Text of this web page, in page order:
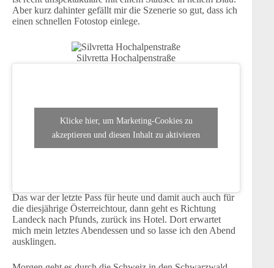
Aber kurz dahinter gefällt mir die Szenerie so gut, dass ich
einen schnellen Fotostop einlege.
Silvretta Hochalpenstraße
Klicke hier, um Marketing-Cookies zu
akzeptieren und diesen Inhalt zu aktivieren
Das war der letzte Pass für heute und damit auch auch für
die diesjährige Österreichtour, dann geht es Richtung
Landeck nach Pfunds, zurück ins Hotel. Dort erwartet
mich mein letztes Abendessen und so lasse ich den Abend
ausklingen.